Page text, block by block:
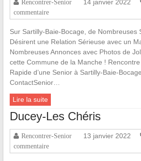
Rencontrer-Senior 14 janvier 2022
commentaire
Sur Sartilly-Baie-Bocage, de Nombreuses
Désirent une Relation Sérieuse avec un
Nombreuses Annonces avec Photos de
cette Commune de la Manche !
Rapide d’une Senior à Sartilly-Baie-
ContactSenior…
Lire la suite
Ducey-Les Chéris
Rencontrer-Senior 13 janvier 2022
commentaire